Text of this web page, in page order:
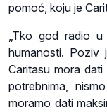
pomoć, koju je
„Tko god radio
humanosti.
Caritasu mora
potrebnima,
moramo dati